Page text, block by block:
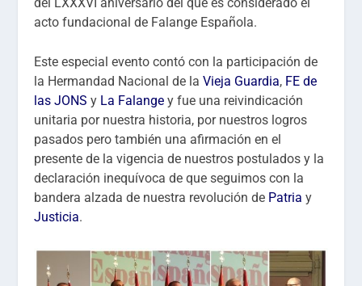
acto fundacional de Falange Española.
Este especial evento contó con la participación de
la Hermandad Nacional de laVieja Guardia, FE de
las JONS y La Falange y fue una reivindicación
unitaria por nuestra historia, por nuestros logros
pasados pero también una afirmación en el
presente de la vigencia de nuestros postulados y la
declaración inequívoca de que seguimos con la
bandera alzada de nuestra revolución de Patria y
Justicia.